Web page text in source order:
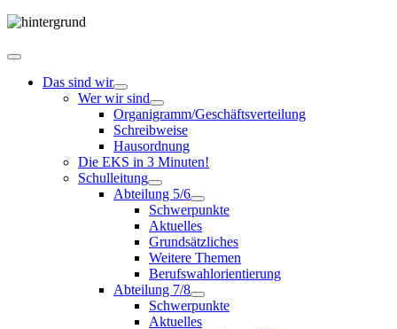
Das sind wir
Wer wir sind
Organigramm/Geschäftsverteilung
Schreibweise
Hausordnung
Die EKS in 3 Minuten!
Schulleitung
Abteilung 5/6
Schwerpunkte
Aktuelles
Grundsätzliches
Weitere Themen
Berufswahlorientierung
Abteilung 7/8
Schwerpunkte
Aktuelles